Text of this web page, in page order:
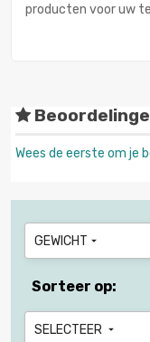
producten voor uw
Wees de eerste om je
GEWICHT 
Sorteer op:
SELECTEER 